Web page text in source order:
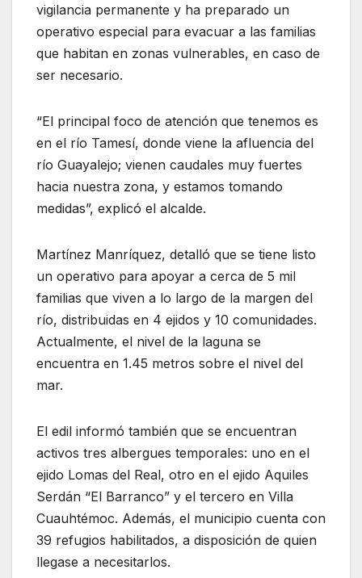
vigilancia permanente y ha preparado un
operativo especial para evacuar a las familias
que habitan en zonas vulnerables, en caso de
ser necesario.
“El principal foco de atención que tenemos es
en el río Tamesí, donde viene la afluencia del
río Guayalejo; vienen caudales muy fuertes
hacia nuestra zona, y estamos tomando
medidas”, explicó el alcalde.
Martínez Manríquez, detalló que se tiene listo
un operativo para apoyar a cerca de 5 mil
familias que viven a lo largo de la margen del
río, distribuidas en 4 ejidos y 10 comunidades.
Actualmente, el nivel de la laguna se
encuentra en 1.45 metros sobre el nivel del
mar.
El edil informó también que se encuentran
activos tres albergues temporales: uno en el
ejido Lomas del Real, otro en el ejido Aquiles
Serdán “El Barranco” y el tercero en Villa
Cuauhtémoc. Además, el municipio cuenta con
39 refugios habilitados, a disposición de quien
llegase a necesitarlos.